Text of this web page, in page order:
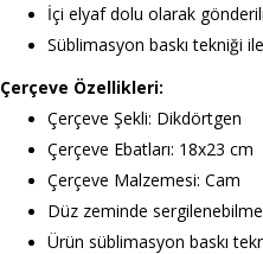
İçi elyaf dolu olarak
Süblimasyon baskı tekniği
Çerçeve Özellikleri:
Çerçeve Şekli: Dikdörtgen
Çerçeve Ebatları: 18x23 cm
Çerçeve Malzemesi: Cam
Düz zeminde
Ürün süblimasyon baskı